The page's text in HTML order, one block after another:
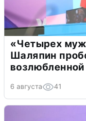
«Четырех
Шаляпин
возлюбленной
6 августа 41